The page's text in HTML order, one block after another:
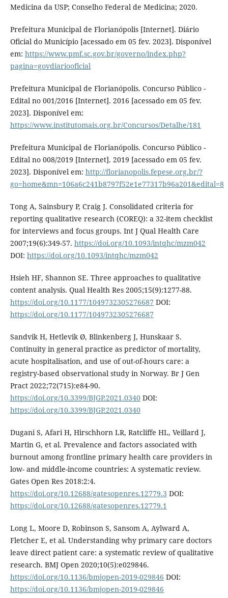
Medicina da USP; Conselho Federal de Medicina; 2020.
Prefeitura Municipal de Florianópolis [Internet]. Diário
Oficial do Município [acessado em 05 fev. 2023]. Disponível
em: https://www.pmf.sc.gov.br/governo/index.php?
pagina=govdiariooficial
Prefeitura Municipal de Florianópolis. Concurso Público -
Edital no 001/2016 [Internet]. 2016 [acessado em 05 fev.
2023]. Disponível em:
https://www.institutomais.org.br/Concursos/Detalhe/181
Prefeitura Municipal de Florianópolis. Concurso Público -
Edital no 008/2019 [Internet]. 2019 [acessado em 05 fev.
2023]. Disponível em: http://florianopolis.fepese.org.br/?
go=home&mn=106a6c241b8797f52e1e77317b96a201&edital=8
Tong A, Sainsbury P, Craig J. Consolidated criteria for
reporting qualitative research (COREQ): a 32-item checklist
for interviews and focus groups. Int J Qual Health Care
2007;19(6):349-57. https://doi.org/10.1093/intqhc/mzm042
DOI: https://doi.org/10.1093/intqhc/mzm042
Hsieh HF, Shannon SE. Three approaches to qualitative
content analysis. Qual Health Res 2005;15(9):1277-88.
https://doi.org/10.1177/1049732305276687 DOI:
https://doi.org/10.1177/1049732305276687
Sandvik H, Hetlevik Ø, Blinkenberg J, Hunskaar S.
Continuity in general practice as predictor of mortality,
acute hospitalisation, and use of out-of-hours care: a
registry-based observational study in Norway. Br J Gen
Pract 2022;72(715):e84-90.
https://doi.org/10.3399/BJGP.2021.0340DOI:
https://doi.org/10.3399/BJGP.2021.0340
Dugani S, Afari H, Hirschhorn LR, Ratcliffe HL, Veillard J,
Martin G, et al. Prevalence and factors associated with
burnout among frontline primary health care providers in
low- and middle-income countries: A systematic review.
Gates Open Res 2018:2:4.
https://doi.org/10.12688/gatesopenres.12779.3 DOI:
https://doi.org/10.12688/gatesopenres.12779.1
Long L, Moore D, Robinson S, Sansom A, Aylward A,
Fletcher E, et al. Understanding why primary care doctors
leave direct patient care: a systematic review of qualitative
research. BMJ Open 2020;10(5):e029846.
https://doi.org/10.1136/bmjopen-2019-029846 DOI:
https://doi.org/10.1136/bmjopen-2019-029846